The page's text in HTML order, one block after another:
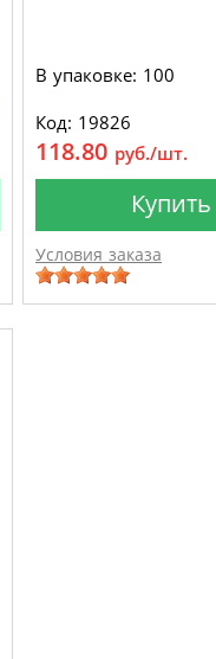
В упаковке: 100
Код: 19826
118.80 руб./шт.
Купить
Условия заказа